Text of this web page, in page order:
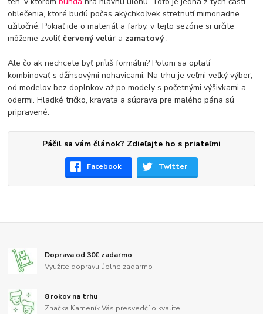
oblečenia, ktoré budú počas akýchkoľvek stretnutí mimoriadne
užitočné. Pokiaľ ide o materiál a farby, v tejto sezóne si určite
môžeme zvoliťčervený velúr a zamatový.
Ale čo ak nechcete byť príliš formálni? Potom sa oplatí
kombinovať s džínsovými nohavicami. Na trhu je veľmi veľký výber,
od modelov bez doplnkov až po modely s početnými výšivkami a
odermi. Hladké tričko, kravata a súprava pre malého pána sú
pripravené.
Páčil sa vám článok? Zdieľajte ho s priateľmi
Facebook Twitter
Doprava od 30€ zadarmo
Využite dopravu úplne zadarmo
8 rokov na trhu
Značka Kameník Vás presvedčí o kvalite